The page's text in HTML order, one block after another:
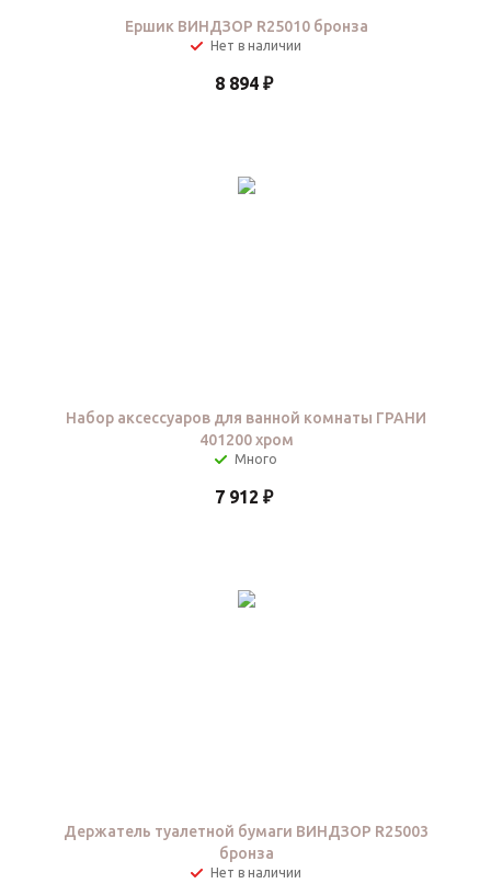
Ершик ВИНДЗОР R25010 бронза
Нет в наличии
8 894 ₽
Набор аксессуаров для ванной комнаты ГРАНИ
401200 хром
7 912 ₽
Держатель туалетной бумаги ВИНДЗОР R25003
бронза
Нет в наличии